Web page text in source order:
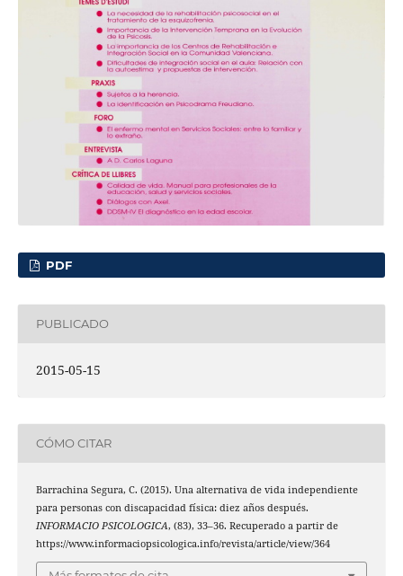
PDF
PUBLICADO
2015-05-15
CÓMO CITAR
Barrachina Segura, C. (2015). Una alternativa de vida independiente
para personas con discapacidad física: diez años después.
INFORMACIO PSICOLOGICA, (83), 33–36. Recuperado a partir de
https://www.informaciopsicologica.info/revista/article/view/364